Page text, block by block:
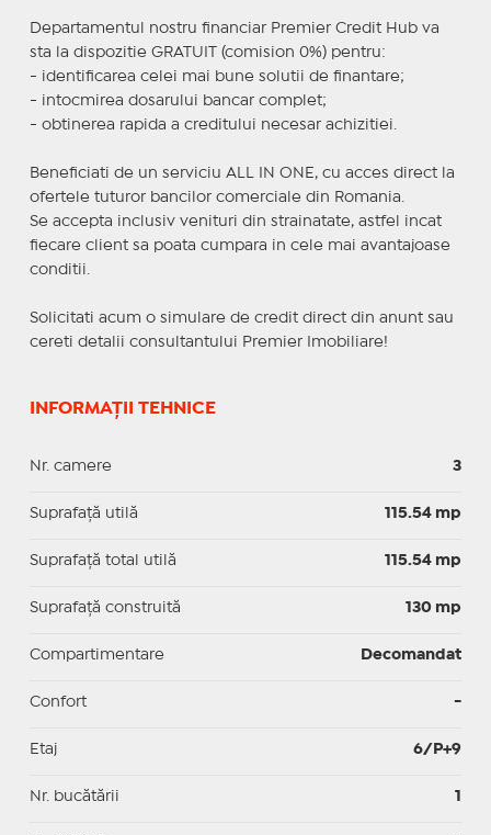
Departamentul nostru financiar Premier Credit Hub va
sta la dispozitie GRATUIT (comision 0%) pentru:
- identificarea celei mai bune solutii de finantare;
- intocmirea dosarului bancar complet;
- obtinerea rapida a creditului necesar achizitiei.
Beneficiati de un serviciu ALL IN ONE, cu acces direct la
ofertele tuturor bancilor comerciale din Romania.
Se accepta inclusiv venituri din strainatate, astfel incat
fiecare client sa poata cumpara in cele mai avantajoase
conditii.
Solicitati acum o simulare de credit direct din anunt sau
cereti detalii consultantului Premier Imobiliare!
INFORMAȚII TEHNICE
Nr. camere 3
Suprafaţă utilă 115.54 mp
Suprafaţă total utilă 115.54 mp
Suprafaţă construită 130 mp
Compartimentare Decomandat
Confort -
Etaj 6/P+9
Nr. bucătării 1